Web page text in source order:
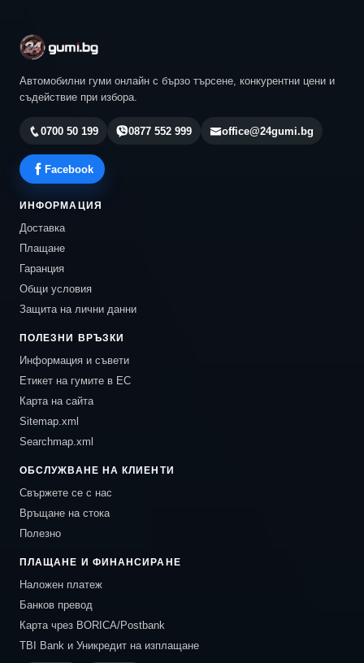
Автомобилни гуми онлайн с бързо търсене, конкурентни цени и
съдействие при избора.
0700 50 199 0877 552 999 office@24gumi.bg
Facebook
ИНФОРМАЦИЯ
Доставка
Плащане
Гаранция
Общи условия
Защита на лични данни
ПОЛЕЗНИ ВРЪЗКИ
Информация и съвети
Етикет на гумите в ЕС
Карта на сайта
Sitemap.xml
Searchmap.xml
ОБСЛУЖВАНЕ НА КЛИЕНТИ
Свържете се с нас
Връщане на стока
Полезно
ПЛАЩАНЕ И ФИНАНСИРАНЕ
Наложен платеж
Банков превод
Карта чрез BORICA/Postbank
TBI Bank и Уникредит на изплащане